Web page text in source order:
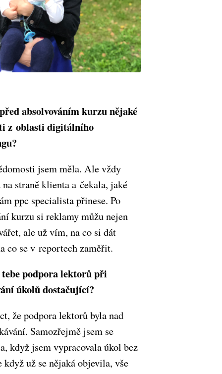
absolvováním kurzu nějaké
z oblasti digitálního
jsem měla. Ale vždy
straně klienta a čekala, jaké
ppc specialista přinese. Po
kurzu si reklamy můžu nejen
ale už vím, na co si dát
co se v reportech zaměřit.
podpora lektorů při
úkolů dostačující?
že podpora lektorů byla nad
Samozřejmě jsem se
když jsem vypracovala úkol bez
když už se nějaká objevila, vše